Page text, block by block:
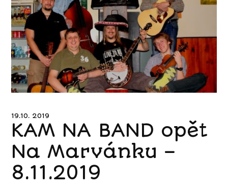
19.10. 2019
KAM NA BAND opět
Na Marvánku –
8.11.2019